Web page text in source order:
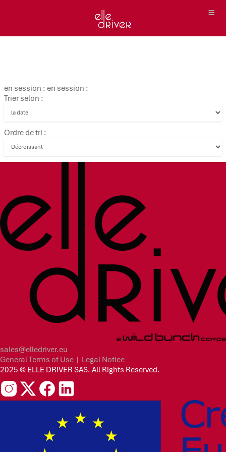
en session : en session :
Trier selon :
Ordre de tri :
sales@elledriver.eu
General Terms of Use | Legal Notice
2025 © ELLE DRIVER SAS. All Rights Reserved.